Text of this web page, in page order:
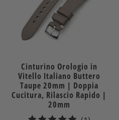
Cinturino Orologio in
Vitello Italiano Buttero
Taupe 20mm | Doppia
Cucitura, Rilascio Rapido |
20mm